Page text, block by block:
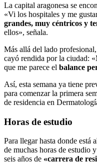
La capital aragonesa se
«Vi los hospitales y me
grandes, muy céntricos y
ellos», señala.
Más allá del lado
cayó rendida por la ciudad:
que me parece el balance
Así, esta semana ya tiene
para comenzar la primera
de residencia en
Horas de estudio
Para llegar hasta donde está
de muchas horas de estudio
seis años de «carrera de